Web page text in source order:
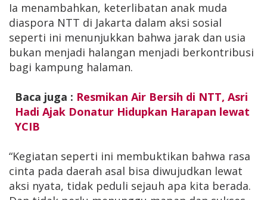
Ia menambahkan, keterlibatan anak muda
diaspora NTT di Jakarta dalam aksi sosial
seperti ini menunjukkan bahwa jarak dan usia
bukan menjadi halangan menjadi berkontribusi
bagi kampung halaman.
Baca juga : Resmikan Air Bersih di NTT, Asri
Hadi Ajak Donatur Hidupkan Harapan lewat
YCIB
“Kegiatan seperti ini membuktikan bahwa rasa
cinta pada daerah asal bisa diwujudkan lewat
aksi nyata, tidak peduli sejauh apa kita berada.